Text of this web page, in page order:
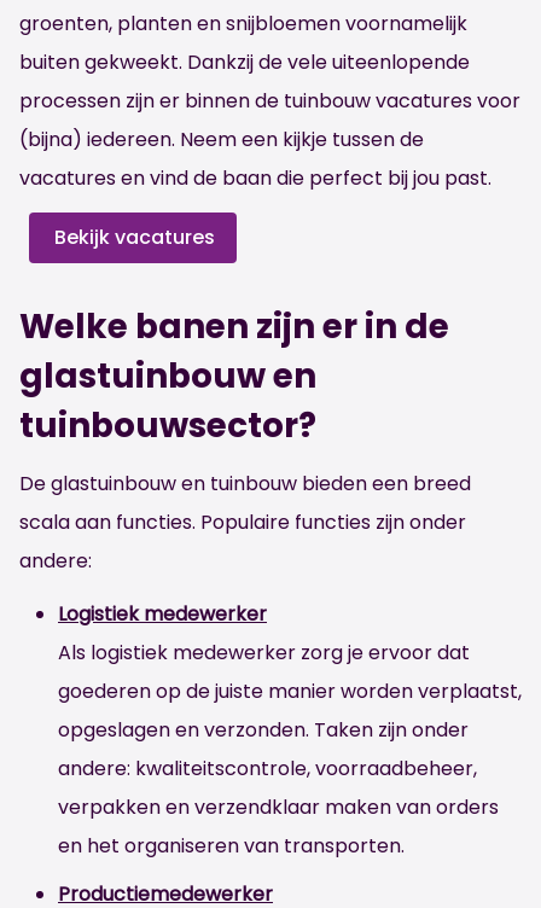
groenten, planten en snijbloemen voornamelijk
buiten gekweekt. Dankzij de vele uiteenlopende
processen zijn er binnen de tuinbouw vacatures voor
(bijna) iedereen. Neem een kijkje tussen de
vacatures en vind de baan die perfect bij jou past.
Bekijk vacatures
Welke banen zijn er in de
glastuinbouw en
tuinbouwsector?
De glastuinbouw en tuinbouw bieden een breed
scala aan functies. Populaire functies zijn onder
andere:
Logistiek medewerker
Als logistiek medewerker zorg je ervoor dat
goederen op de juiste manier worden verplaatst,
opgeslagen en verzonden. Taken zijn onder
andere: kwaliteitscontrole, voorraadbeheer,
verpakken en verzendklaar maken van orders
en het organiseren van transporten.
Productiemedewerker